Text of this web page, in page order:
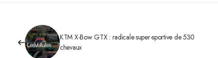
KTM X-Bow GTX : radicale super-sportive de 530
chevaux